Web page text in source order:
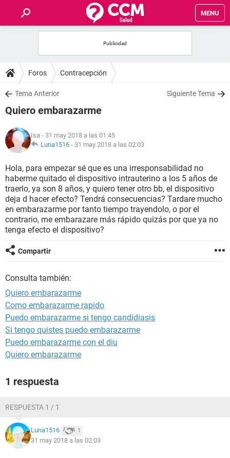
MENU
FOROS
SALUD
FAMILIA
NUTRICIÓN
BIENESTAR
SEXUALIDAD
GLOSARIO
Foros Contracepción
Tema Anterior Siguiente Tema
Quiero embarazarme
Isa - 31 may 2018 a las 01:45
Luna1516 - 31 may 2018 a las 02:03
Hola, para empezar sé que es una irresponsabilidad no
haberme quitado el dispositivo intrauterino a los 5 años de
traerlo, ya son 8 años, y quiero tener otro bb, el dispositivo
deja d hacer efecto? Tendrá consecuencias? Tardare mucho
en embarazarme por tanto tiempo trayendolo, o por el
contrario, me embarazare más rápido quizás por que ya no
tenga efecto el dispositivo?
Compartir
Consulta también:
Quiero embarazarme
Como embarazarme rapido
Puedo embarazarme si tengo candidiasis
Si tengo quistes puedo embarazarme
Puedo embarazarme con el diu
Quiero embarazarme
1 respuesta
RESPUESTA 1 / 1
Luna1516 1
31 may 2018 a las 02:03